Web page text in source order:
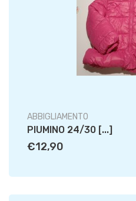
ABBIGLIAMENTO
PIUMINO 24/30 [...]
€12,90